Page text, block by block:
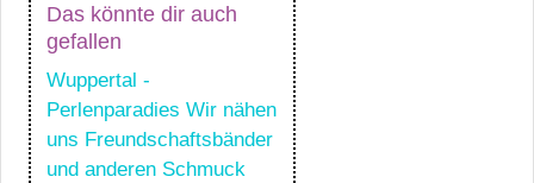
Das könnte dir auch
gefallen
Wuppertal -
Perlenparadies Wir nähen
uns Freundschaftsbänder
und anderen Schmuck